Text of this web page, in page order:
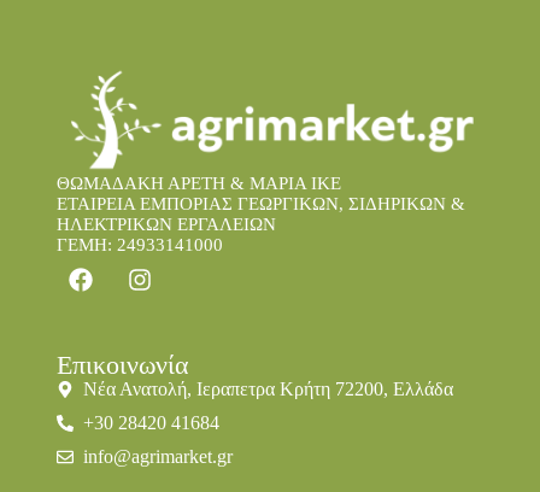
ΘΩΜΑΔΑΚΗ ΑΡΕΤΗ & ΜΑΡΙΑ IKE
ΕΤΑΙΡΕΙΑ ΕΜΠΟΡΙΑΣ ΓΕΩΡΓΙΚΩΝ, ΣΙΔΗΡΙΚΩΝ &
ΗΛΕΚΤΡΙΚΩΝ ΕΡΓΑΛΕΙΩΝ
ΓΕΜΗ: 24933141000
Επικοινωνία
Νέα Ανατολή, Ιεραπετρα Κρήτη 72200, Ελλάδα
+30 28420 41684
info@agrimarket.gr